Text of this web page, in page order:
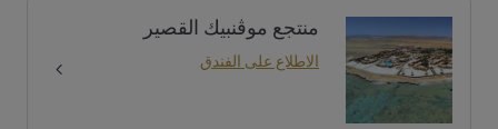
منتجع موڤنبيك القصير
الاطلاع على الفندق